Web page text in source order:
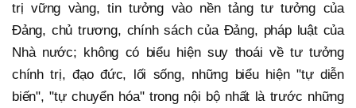
trị vững vàng, tin tưởng vào nền tảng tư tưởng của
Đảng, chủ trương, chính sách của Đảng, pháp luật của
Nhà nước; không có biểu hiện suy thoái về tư tưởng
chính trị, đạo đức, lối sống, những biểu hiện "tự diễn
biến", "tự chuyển hóa" trong nội bộ nhất là trước những